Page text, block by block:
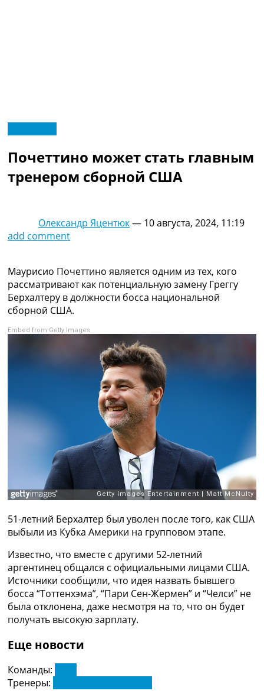
МенюНовости футбола
Видео
Трансферы
Конкурс прогнозов
Логин
Коллективный прогноз
Турниры
Чемпионат Мира
Украина. Премьер-Лига
Украина. Первая Лига
Лига Чемпионов
Англия. Премьер Лига
Испания. Ла Лига
Другие Турниры >>>
Таблицы групп Чемпионата Мира
Украина. Премьер-Лига
Украина. Первая Лига
Лига Чемпионов. Таблицы групп
Англия. Премьер-Лига
Испания. Ла Лига
Все таблицы >>>
Рейтинги
Рейтинг клубов УЕФА
Рейтинг ФИФА
RU
UA
Categories
Новости футбола
Видео
Трансферы
Новости футбола Украины
Почеттино может стать главным
тренером сборной США
Олександр Яцентюк— 10 августа, 2024, 11:19
add comment
Маурисио Почеттино является одним из тех, кого
рассматривают как потенциальную замену Греггу
Берхалтеру в должности босса национальной
сборной США.
Embed from Getty Images
51-летний Берхалтер был уволен после того, как США
выбыли из Кубка Америки на групповом этапе.
Известно, что вместе с другими 52-летний
аргентинец общался с официальными лицами США.
Источники сообщили, что идея назвать бывшего
босса “Тоттенхэма”, “Пари Сен-Жермен” и “Челси” не
была отклонена, даже несмотря на то, что он будет
получать высокую зарплату.
Еще новости
Команды:
Тренеры: